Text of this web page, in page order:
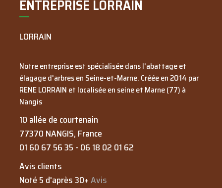
ENTREPRISE LORRAIN
LORRAIN
Notre entreprise est spécialisée dans l'abattage et
élagage d'arbres en Seine-et-Marne. Créée en 2014 par
RENE LORRAIN et localisée en seine et Marne (77) à
Nangis
10 allée de courtenain
77370 NANGIS, France
01 60 67 56 35 - 06 18 02 01 62
Avis clients
Noté 5 d'après 30+Avis